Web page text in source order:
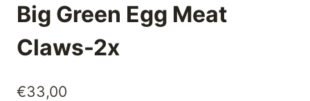
Big Green Egg Meat
Claws-2x
€33,00